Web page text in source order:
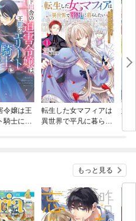
令嬢は王
騎士に溺
転生した女マフィアは
異世界で平凡に暮らし
ってきます～
婚
ク）
もっと見る